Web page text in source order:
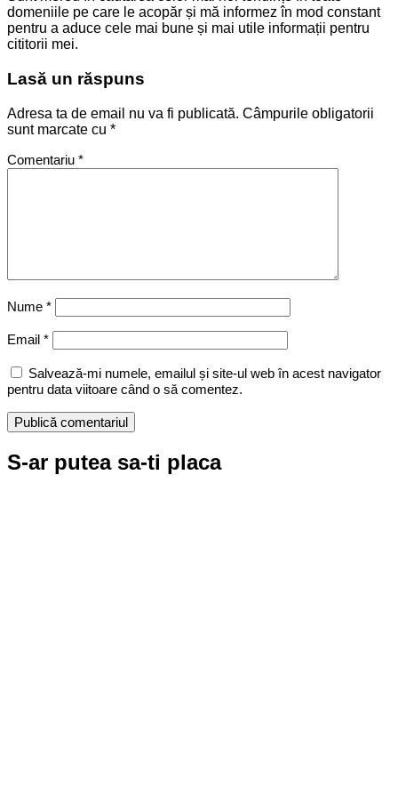
domeniile pe care le acopăr și mă informez în mod constant
pentru a aduce cele mai bune și mai utile informații pentru
cititorii mei.
Lasă un răspuns
Adresa ta de email nu va fi publicată. Câmpurile obligatorii
sunt marcate cu *
Comentariu *
Nume *
Email *
Salvează-mi numele, emailul și site-ul web în acest navigator
pentru data viitoare când o să comentez.
S-ar putea sa-ti placa